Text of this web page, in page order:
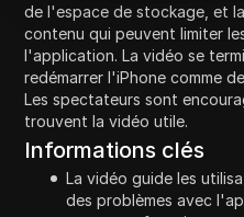
de l'espace de stockage, et
contenu qui peuvent limiter
l'application. La vidéo se
redémarrer l'iPhone comme
Les spectateurs sont
trouvent la vidéo utile.
Informations clés
La vidéo guide les
des problèmes avec